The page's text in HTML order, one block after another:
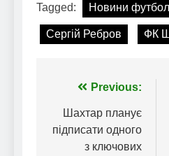
Tagged: Новини
Сергій Ребров ФК
Навігація
записів
Previous:
Шахтар планує
підписати одного
з ключових